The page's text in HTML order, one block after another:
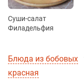
Суши-салат
Филадельфия
Блюда из бобовых
красная